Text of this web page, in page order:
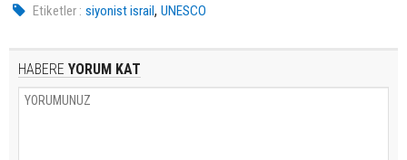
Etiketler : siyonist israil,UNESCO
HABERE YORUM KAT